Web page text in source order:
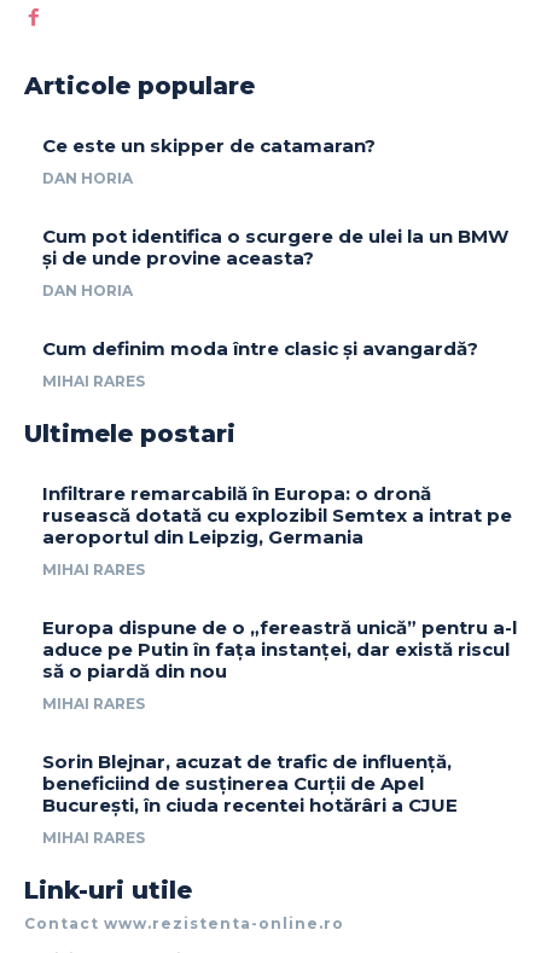
Articole populare
Ce este un skipper de catamaran?
DAN HORIA
Cum pot identifica o scurgere de ulei la un BMW
și de unde provine aceasta?
DAN HORIA
Cum definim moda între clasic și avangardă?
MIHAI RARES
Ultimele postari
Infiltrare remarcabilă în Europa: o dronă
rusească dotată cu explozibil Semtex a intrat pe
aeroportul din Leipzig, Germania
MIHAI RARES
Europa dispune de o „fereastră unică” pentru a-l
aduce pe Putin în fața instanței, dar există riscul
să o piardă din nou
MIHAI RARES
Sorin Blejnar, acuzat de trafic de influență,
beneficiind de susținerea Curții de Apel
București, în ciuda recentei hotărâri a CJUE
MIHAI RARES
Link-uri utile
Contact www.rezistenta-online.ro